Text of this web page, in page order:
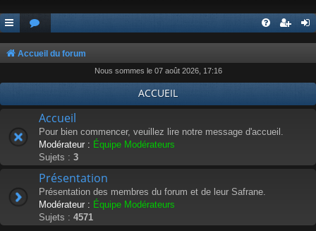
Accueil du forum
Nous sommes le 07 août 2026, 17:16
ACCUEIL
Accueil
Pour bien commencer, veuillez lire notre message d'accueil.
Modérateur : Équipe Modérateurs
Sujets : 3
Présentation
Présentation des membres du forum et de leur Safrane.
Modérateur : Équipe Modérateurs
Sujets : 4571